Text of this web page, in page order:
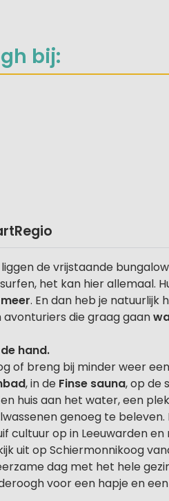
bij:
Regio
de vrijstaande
het kan hier allemaal.
. En dan heb je
avonturiers die graag gaan
hand.
of breng bij minder weer
, in de Finse sauna, op de
huis aan het water, een
genoeg te
cultuur op in Leeuwarden
uit op Schiermonnikoog
dag met het hele
voor een hapje en